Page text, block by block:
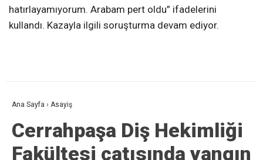
hatırlayamıyorum. Arabam pert oldu” ifadelerini
kullandı. Kazayla ilgili soruşturma devam ediyor.
Ana Sayfa › Asayiş
Cerrahpaşa Diş Hekimliği
Fakültesi çatısında yangın